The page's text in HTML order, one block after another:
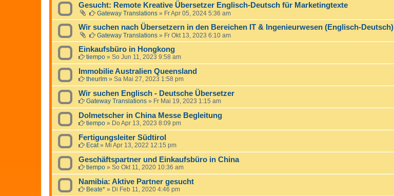
Gesucht: Remote Kreative Übersetzer Englisch-Deutsch für Marketingtexte
Gateway Translations » Fr Apr 05, 2024 5:36 am
Wir suchen nach Übersetzern in den Bereichen IT & Ingenieurwesen (Englisch-Deutsch)
Gateway Translations » Fr Okt 13, 2023 6:10 am
Einkaufsbüro in Hongkong
tiempo » So Jun 11, 2023 9:58 am
Immobilie Australien Queensland
theurlm » Sa Mai 27, 2023 1:58 pm
Wir suchen Englisch - Deutsche Übersetzer
Gateway Translations » Fr Mai 19, 2023 1:15 am
Dolmetscher in China Messe Begleitung
tiempo » Do Apr 13, 2023 8:09 pm
Fertigungsleiter Südtirol
Ecat» Mi Apr 13, 2022 12:15 pm
Geschäftspartner und Einkaufsbüro in China
tiempo » So Okt 11, 2020 10:36 am
Namibia: Aktive Partner gesucht
Beate* » Di Feb 11, 2020 4:46 pm